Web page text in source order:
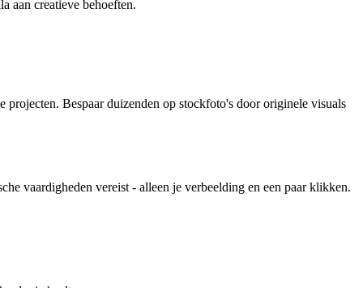
aan creatieve behoeften.
Bespaar duizenden op stockfoto's door originele visuals
vaardigheden vereist - alleen je verbeelding en een paar klikken.